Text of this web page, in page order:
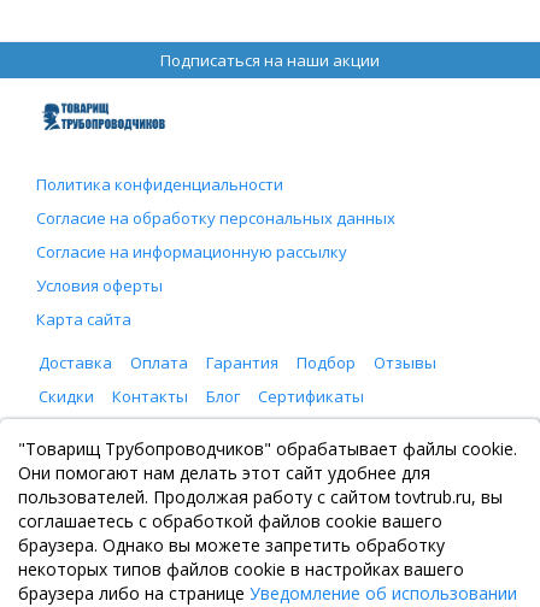
Подписаться на наши акции
Политика конфиденциальности
Согласие на обработку персональных данных
Согласие на информационную рассылку
Условия оферты
Карта сайта
Доставка
Оплата Гарантия Подбор
Отзывы
Скидки
Контакты Блог Сертификаты
ООО "Товарищ Трубопроводчиков"
Москва, Рязанский проспект 8, с. 2
+7 (495) 065-46-75
zakaz@tovtrub.ru
09:00-17:00 ПН-ПТ
Склад: Москва, Рязанский проспект 8, с. 2
"Товарищ Трубопроводчиков" обрабатывает файлы cookie.
Они помогают нам делать этот сайт удобнее для
пользователей. Продолжая работу с сайтом tovtrub.ru, вы
соглашаетесь с обработкой файлов cookie вашего
браузера. Однако вы можете запретить обработку
некоторых типов файлов cookie в настройках вашего
браузера либо на странице Уведомление об использовании